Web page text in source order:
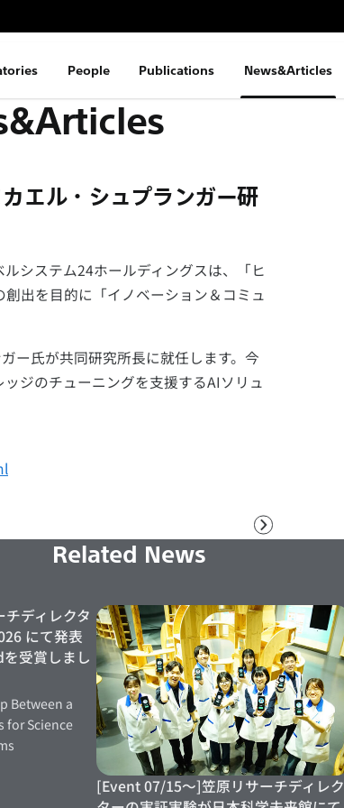
People Publications News&Articles
エル・シュプランガー研
システム24ホールディングスは、「ヒ
出を目的に「イノベーション＆コミュ
ー氏が共同研究所長に就任します。今
ジのチューニングを支援するAIソリュ
次
Related News
ディレクタ
にて発表
受賞しまし
Between a
for Science
[Event 07/15～]笠原リサーチディレク